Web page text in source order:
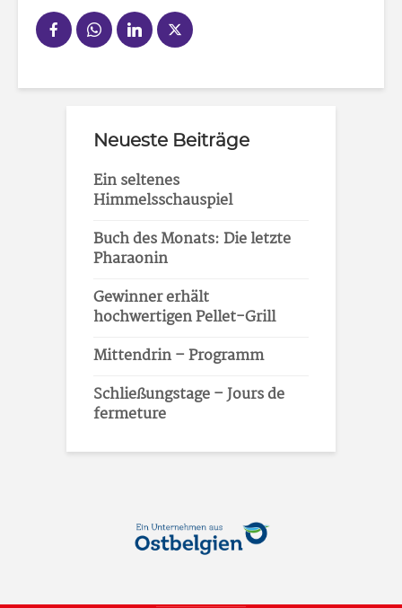
Neueste Beiträge
Ein seltenes
Himmelsschauspiel
Buch des Monats: Die letzte
Pharaonin
Gewinner erhält
hochwertigen Pellet-Grill
Mittendrin – Programm
Schließungstage – Jours de
fermeture